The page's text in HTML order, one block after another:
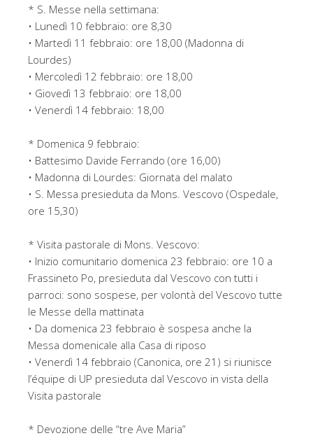
* S. Messe nella settimana:
• Lunedì 10 febbraio: ore 8,30
• Martedì 11 febbraio: ore 18,00 (Madonna di
Lourdes)
• Mercoledì 12 febbraio: ore 18,00
• Giovedì 13 febbraio: ore 18,00
• Venerdì 14 febbraio: 18,00
* Domenica 9 febbraio:
• Battesimo Davide Ferrando (ore 16,00)
• Madonna di Lourdes: Giornata del malato
• S. Messa presieduta da Mons. Vescovo (Ospedale,
ore 15,30)
* Visita pastorale di Mons. Vescovo:
• Inizio comunitario domenica 23 febbraio: ore 10 a
Frassineto Po, presieduta dal Vescovo con tutti i
parroci: sono sospese, per volontà del Vescovo tutte
le Messe della mattinata
• Da domenica 23 febbraio è sospesa anche la
Messa domenicale alla Casa di riposo
• Venerdì 14 febbraio (Canonica, ore 21) si riunisce
l’équipe di UP presieduta dal Vescovo in vista della
Visita pastorale
* Devozione delle “tre Ave Maria”